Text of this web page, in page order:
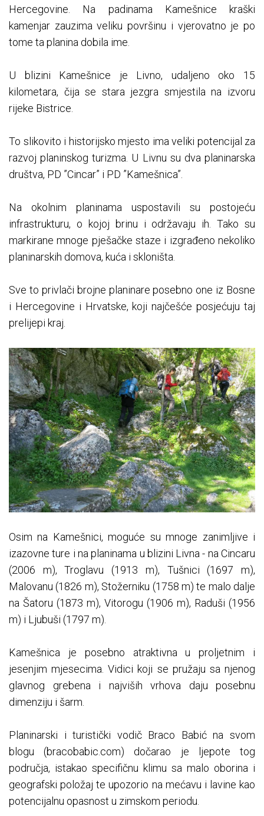
Hercegovine. Na padinama Kamešnice kraški
kamenjar zauzima veliku površinu i vjerovatno je po
tome ta planina dobila ime.
U blizini Kamešnice je Livno, udaljeno oko 15
kilometara, čija se stara jezgra smjestila na izvoru
rijeke Bistrice.
To slikovito i historijsko mjesto ima veliki potencijal za
razvoj planinskog turizma. U Livnu su dva planinarska
društva, PD ”Cincar” i PD ”Kamešnica”.
Na okolnim planinama uspostavili su postojeću
infrastrukturu, o kojoj brinu i održavaju ih. Tako su
markirane mnoge pješačke staze i izgrađeno nekoliko
planinarskih domova, kuća i skloništa.
Sve to privlači brojne planinare posebno one iz Bosne
i Hercegovine i Hrvatske, koji najčešće posjećuju taj
prelijepi kraj.
Osim na Kamešnici, moguće su mnoge zanimljive i
izazovne ture i na planinama u blizini Livna - na Cincaru
(2006 m), Troglavu (1913 m), Tušnici (1697 m),
Malovanu (1826 m), Stožerniku (1758 m) te malo dalje
na Šatoru (1873 m), Vitorogu (1906 m), Raduši (1956
m) i Ljubuši (1797 m).
Kamešnica je posebno atraktivna u proljetnim i
jesenjim mjesecima. Vidici koji se pružaju sa njenog
glavnog grebena i najviših vrhova daju posebnu
dimenziju i šarm.
Planinarski i turistički vodič Braco Babić na svom
blogu (bracobabic.com) dočarao je ljepote tog
područja, istakao specifičnu klimu sa malo oborina i
geografski položaj te upozorio na mećavu i lavine kao
potencijalnu opasnost u zimskom periodu.